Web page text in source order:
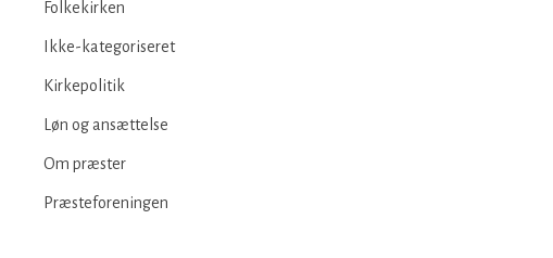
Folkekirken
Ikke-kategoriseret
Kirkepolitik
Løn og ansættelse
Om præster
Præsteforeningen